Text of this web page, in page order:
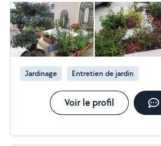
Jardinage Entretien de jardin
Voir le profil